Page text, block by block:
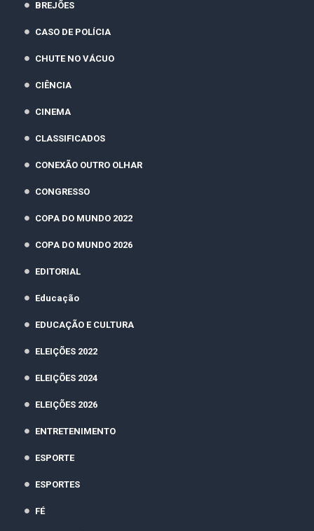
BREJÕES
CASO DE POLÍCIA
CHUTE NO VÁCUO
CIÊNCIA
CINEMA
CLASSIFICADOS
CONEXÃO OUTRO OLHAR
CONGRESSO
COPA DO MUNDO 2022
COPA DO MUNDO 2026
EDITORIAL
Educação
EDUCAÇÃO E CULTURA
ELEIÇÕES 2022
ELEIÇÕES 2024
ELEIÇÕES 2026
ENTRETENIMENTO
ESPORTE
ESPORTES
FÉ